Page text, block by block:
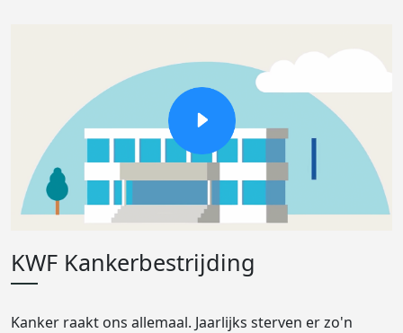
KWF Kankerbestrijding
Kanker raakt ons allemaal. Jaarlijks sterven er zo'n